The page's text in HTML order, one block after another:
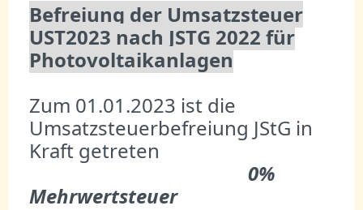
Befreiung der Umsatzsteuer
UST2023 nach JSTG 2022 für
Photovoltaikanlagen
Zum 01.01.2023 ist die
Umsatzsteuerbefreiung JStG in
Kraft getreten
0%
Mehrwertsteuer